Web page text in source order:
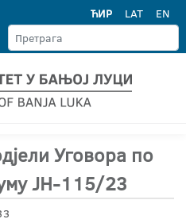
ЋИР LAT EN
Уговора по
ЈН-115/23